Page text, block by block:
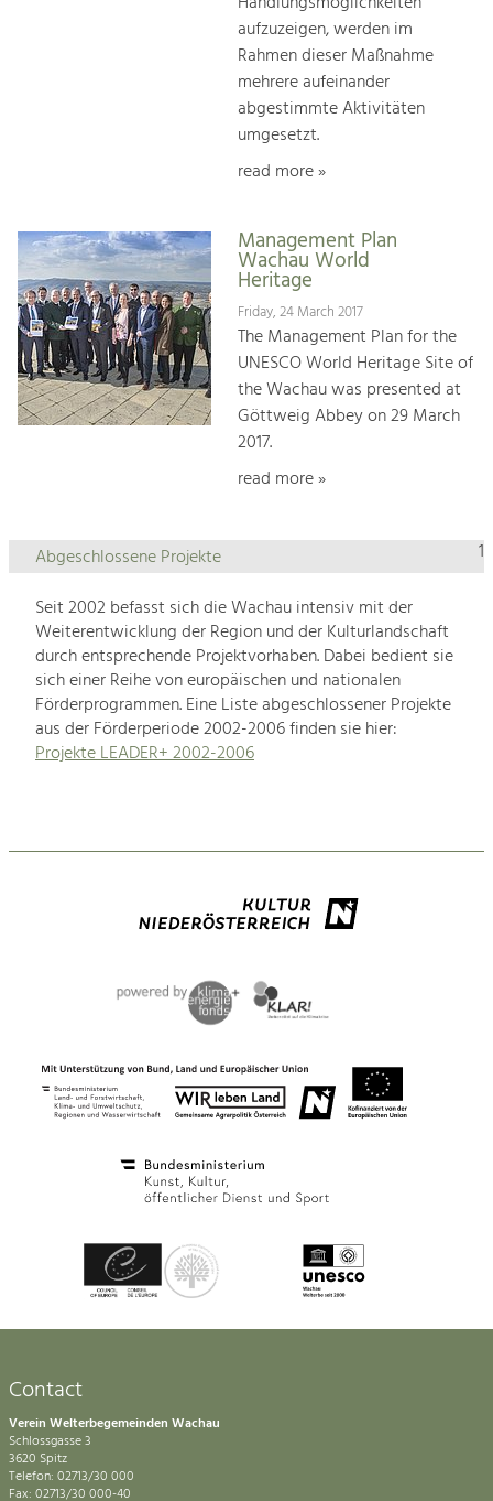
aufzuzeigen, werden im
Rahmen dieser Maßnahme
mehrere aufeinander
abgestimmte Aktivitäten
umgesetzt.
read more »
Management Plan
Wachau World
Heritage
Friday, 24 March 2017
The Management Plan for the
UNESCO World Heritage Site of
the Wachau was presented at
Göttweig Abbey on 29 March
2017.
read more »
1
Abgeschlossene Projekte
Seit 2002 befasst sich die Wachau intensiv mit der
Weiterentwicklung der Region und der Kulturlandschaft
durch entsprechende Projektvorhaben. Dabei bedient sie
sich einer Reihe von europäischen und nationalen
Förderprogrammen. Eine Liste abgeschlossener Projekte
aus der Förderperiode 2002-2006 finden sie hier:
Projekte LEADER+ 2002-2006
Contact
Verein Welterbegemeinden Wachau
Schlossgasse 3
3620 Spitz
Telefon: 02713/30 000
Fax: 02713/30 000-40